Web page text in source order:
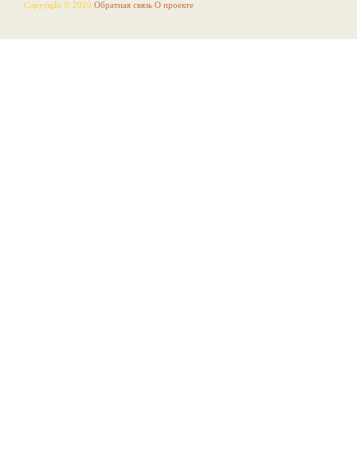
Copyright © 2010 Обратная связь О проекте